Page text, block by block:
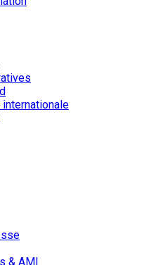
internationale
& AMI